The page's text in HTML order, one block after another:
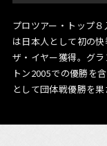
プロツアー・トップ
は日本人として初の
ザ・イヤー獲得。グ
トン2005での優勝を
として団体戦優勝を果